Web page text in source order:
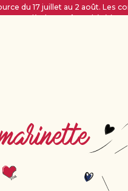
du 17 juillet au 2 août.
dès le 3 août. Bel été à